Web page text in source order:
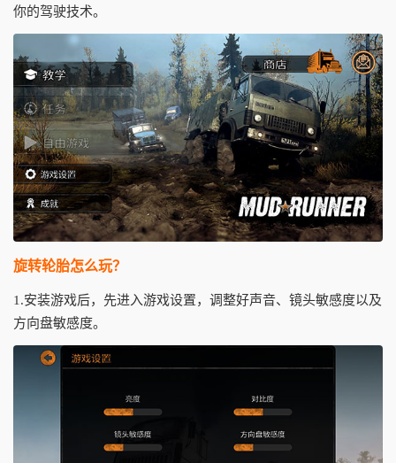
你的驾驶技术。
旋转轮胎怎么玩？
1.安装游戏后，先进入游戏设置，调整好声音、镜头敏感度以及
方向盘敏感度。